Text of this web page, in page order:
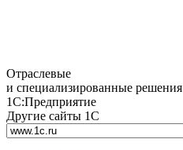
Отраслевые
и специализированные решения
1С:Предприятие
Другие сайты 1С